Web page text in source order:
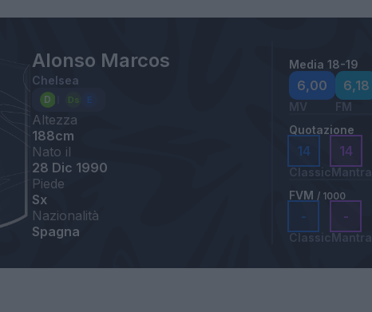
Alonso Marcos
Chelsea
Altezza
188cm
Nato il
28 Dic 1990
Piede
Sx
Nazionalità
Spagna
Media 18-19
6,00
MV
6,18
FM
Quotazione
14
Classic
14
Mantra
FVM / 1000
-
Classic
-
Mantra